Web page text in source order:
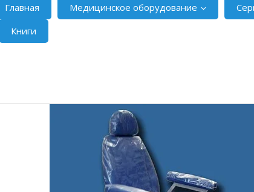
Главная Медицинское оборудование
Книги